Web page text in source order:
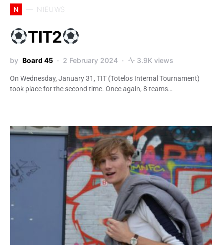
N NIEUWS
TIT2
by Board 45 2 February 2024 3.9K views
On Wednesday, January 31, TIT (Totelos Internal Tournament)
took place for the second time. Once again, 8 teams…